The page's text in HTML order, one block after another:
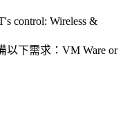
control: Wireless &
以下需求：VM Ware or